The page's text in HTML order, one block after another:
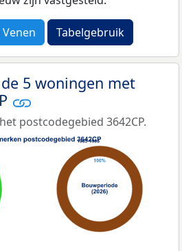
Tabelgebruik
5 woningen met
postcodegebied 3642CP.